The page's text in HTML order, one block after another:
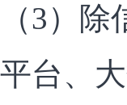
（3）
平台、